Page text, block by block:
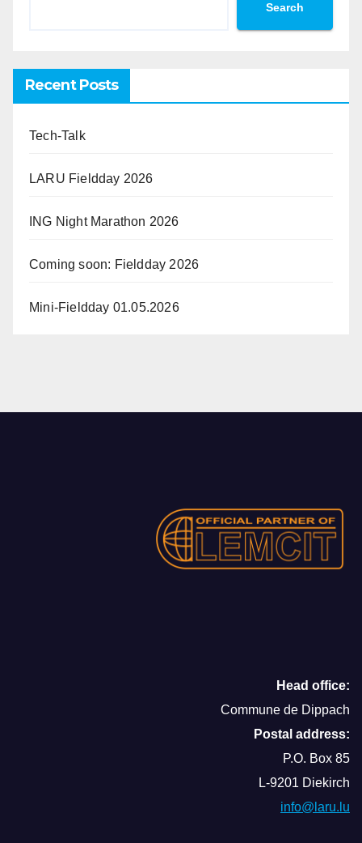
Search
Recent Posts
Tech-Talk
LARU Fieldday 2026
ING Night Marathon 2026
Coming soon: Fieldday 2026
Mini-Fieldday 01.05.2026
Head office:
Commune de Dippach
Postal address:
P.O. Box 85
L-9201 Diekirch
info@laru.lu